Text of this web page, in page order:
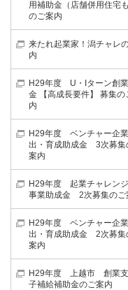
用補助金（店舗併用住宅も
のご案内
来たれ起業家！潟チャレ
内
H29年度 U・Iターン創
金 【高成長要件】 募集の
内
H29年度 ベンチャー企
出・育成助成金 3次募集
案内
H29年度 起業チャレン
事業助成金 2次募集のご
H29年度 ベンチャー企
出・育成助成金 2次募集
案内
H29年度 上越市 創業支
子補給補助金のご案内